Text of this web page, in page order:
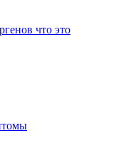
что это